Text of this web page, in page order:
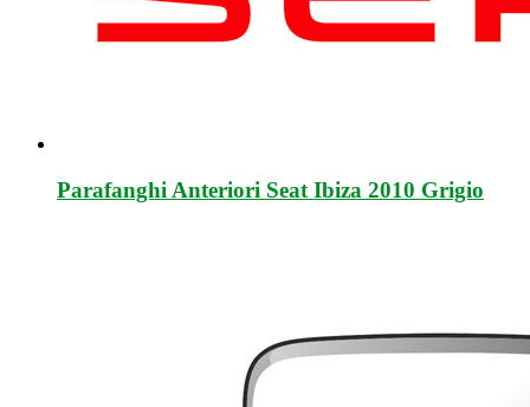
Parafanghi Anteriori Seat Ibiza 2010 Grigio